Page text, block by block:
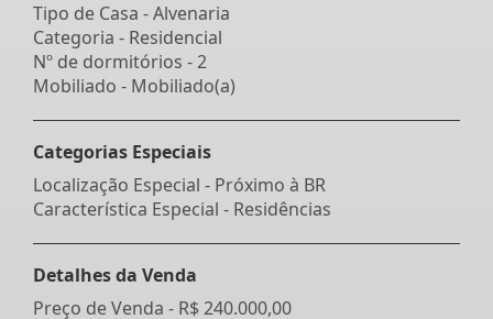
Tipo de Casa - Alvenaria
Categoria - Residencial
Nº de dormitórios - 2
Mobiliado - Mobiliado(a)
Categorias Especiais
Localização Especial - Próximo à BR
Característica Especial - Residências
Detalhes da Venda
Preço de Venda - R$ 240.000,00